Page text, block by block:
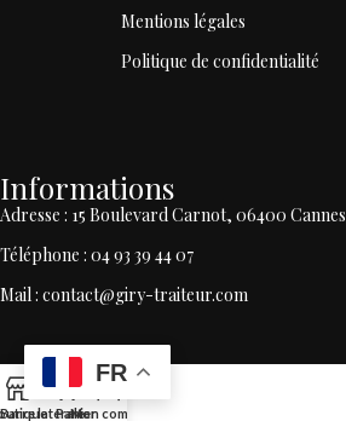
Mentions légales
Politique de confidentialité
Informations
Adresse : 15 Boulevard Carnot, 06400 Cannes
Téléphone : 04 93 39 44 07
Mail : contact@giry-traiteur.com
Barre latérale
Panier
Mon compte
FR